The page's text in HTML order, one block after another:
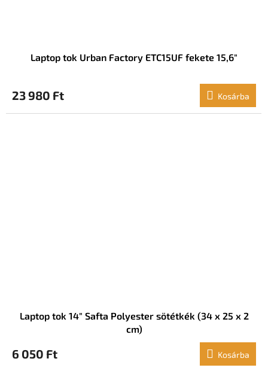
Laptop tok Urban Factory ETC15UF fekete 15,6"
23 980 Ft Kosárba
Laptop tok 14" Safta Polyester sötétkék (34 x 25 x 2
cm)
6 050 Ft Kosárba